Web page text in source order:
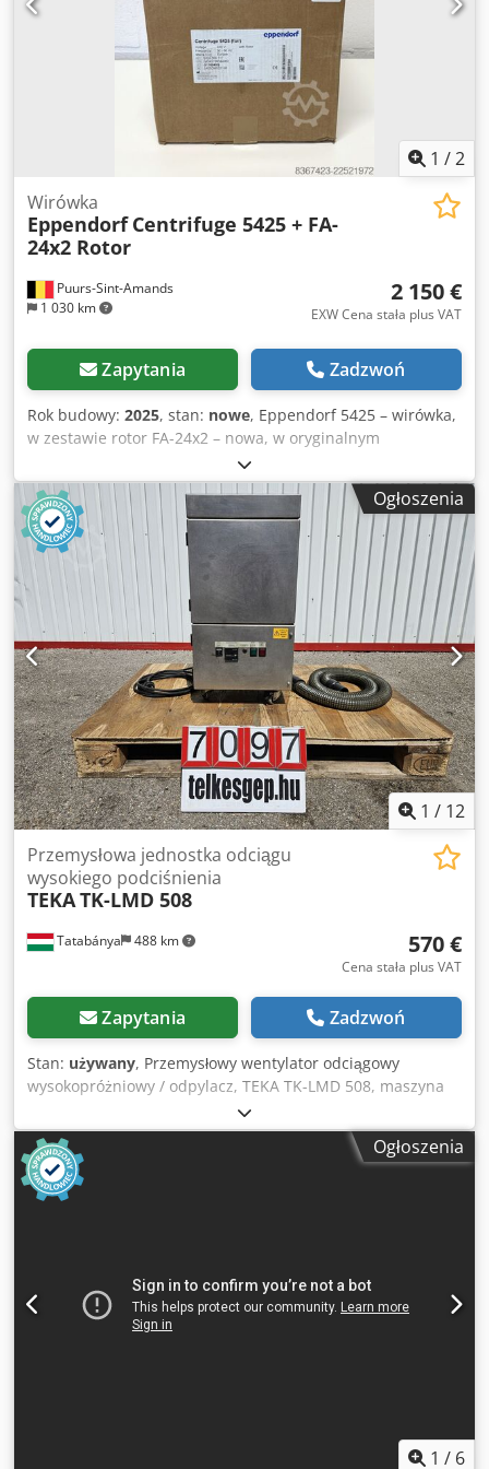
1 /2
Puurs-Sint-Amands
1 030 km
Wirówka
Eppendorf Centrifuge 5425 + FA-
24x2 Rotor
2 150 €
EXW Cena stała plus VAT
Zapytania Zadzwoń
Rok budowy: 2025, stan: nowe, Eppendorf 5425 – wirówka,
w zestawie rotor FA-24x2 – nowa, w oryginalnym
opakowaniu Na sprzedaż: wirówka Eppendorf 5425, wraz z
rotorem FA-24x2. Wyprodukowana w 2025 roku. Wirówka
jest całkowicie nowa i nieużywana. Djdpfoztmdyex Af Hswa
Rotor również jest nowy i nieużywany. Zarówno wirówka,
jak i rotor są nadal w oryginalnym opakowaniu. Idealna dla
laboratoriów poszukujących nowej, wysokiej jakości
wirówki Eppendorf, bez konieczności długiego oczekiwania
na dostawę nowego zamówienia. Model: Eppendorf 5425
Rotor: FA-24x2 Rok produkcji: 2025 Stan: Nowa, w
oryginalnym opakowaniu.
Ogłoszenia
1 / 12
Tatabánya 488 km
Przemysłowa jednostka odciągu
wysokiego podciśnienia
TEKATK-LMD 508
570 €
Cena stała plus VAT
Zapytania Zadzwoń
Stan: używany, Przemysłowy wentylator odciągowy
wysokopróżniowy / odpylacz, TEKA TK-LMD 508, maszyna
używana Producent: TEKA Absaug- und
Entsorgungstechnologien GmbH (Velen, Niemcy) –
renomowany producent odciągów oraz technologii ochrony
środowiska Typ: TK-LMD 508 Numer fabryczny (Masch.-
Nr.): 00113963 Rok produkcji (Bauj.): 1999 Numer
m³/h Maks. ciśnienie statyczne (max. stat. Pressung): 21
000 Pa (bardzo wysokie podciśnienie zasysania, także przez
cienkie przewody) Djdjzg Uw Ujpfx Af Hswa Moc silnika
Ogłoszenia
1 / 6